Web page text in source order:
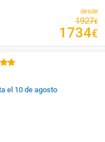
desde
1927€
1734€
el 10 de agosto